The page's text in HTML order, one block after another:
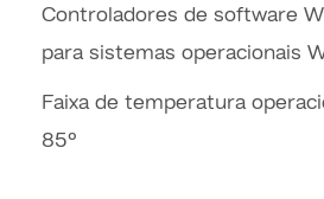
Controladores de software
para sistemas operacionais
Faixa de temperatura
85º